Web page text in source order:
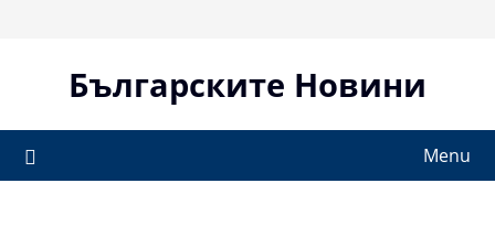
Българските Новини
Menu